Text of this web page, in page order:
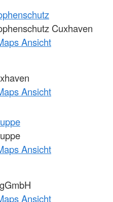
Cuxhaven
Ansicht
Ansicht
Ansicht
Ansicht